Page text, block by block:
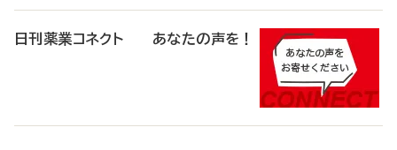
日刊薬業コネクト あなたの声を！